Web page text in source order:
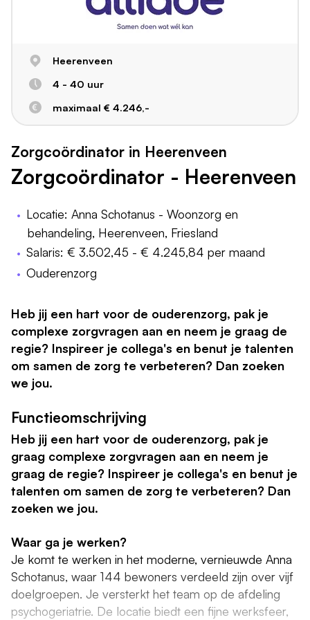
Heerenveen
4 - 40 uur
maximaal € 4.246,-
Zorgcoördinator in Heerenveen
Zorgcoördinator - Heerenveen
Locatie: Anna Schotanus - Woonzorg en
behandeling, Heerenveen, Friesland
Salaris: € 3.502,45 - € 4.245,84 per maand
Ouderenzorg
Heb jij een hart voor de ouderenzorg, pak je
complexe zorgvragen aan en neem je graag de
regie? Inspireer je collega's en benut je talenten
om samen de zorg te verbeteren? Dan zoeken
we jou.
Functieomschrijving
Heb jij een hart voor de ouderenzorg, pak je
graag complexe zorgvragen aan en neem je
graag de regie? Inspireer je collega's en benut je
talenten om samen de zorg te verbeteren? Dan
zoeken we jou.
Waar ga je werken?
Je komt te werken in het moderne, vernieuwde Anna
Schotanus, waar 144 bewoners verdeeld zijn over vijf
doelgroepen. Je versterkt het team op de afdeling
psychogeriatrie. De locatie biedt een fijne werksfeer,